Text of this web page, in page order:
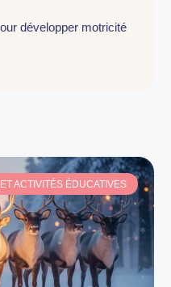
développer motricité
ACTIVITÉS ÉDUCATIVES